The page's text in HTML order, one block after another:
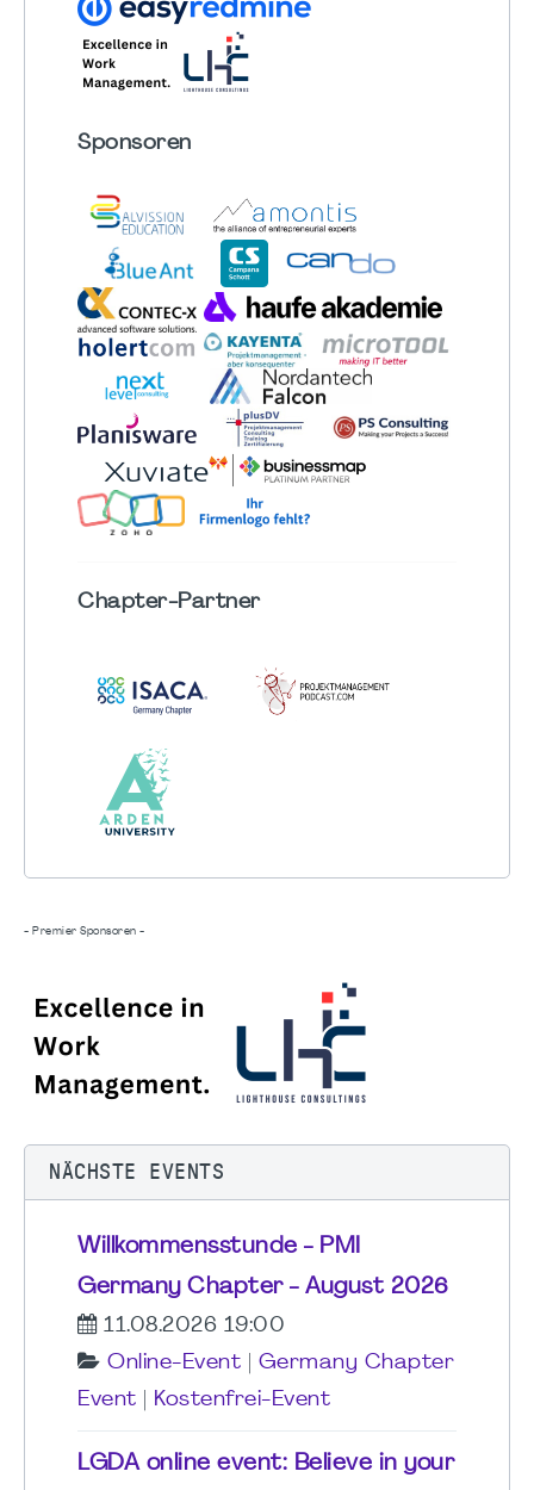
Sponsoren
Chapter-Partner
- Premier Sponsoren -
NÄCHSTE EVENTS
Willkommensstunde - PMI
Germany Chapter - August 2026
11.08.2026 19:00
Online-Event
Germany Chapter
Event
Kostenfrei-Event
LGDA online event: Believe in your